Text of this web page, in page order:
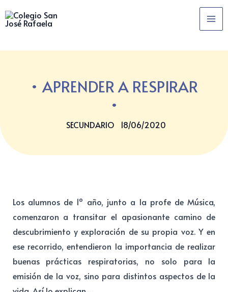
al
APRENDER A RESPIRAR
SECUNDARIO 18/06/2020
Los alumnos de 1º año, junto a la profe de Música,
comenzaron a transitar el apasionante camino de
descubrimiento y exploración de su propia voz. Y en
ese recorrido, entendieron la importancia de realizar
buenas prácticas respiratorias, no solo para la
emisión de la voz, sino para distintos aspectos de la